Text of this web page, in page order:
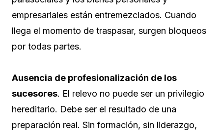
empresariales están entremezclados. Cuando
llega el momento de traspasar, surgen bloqueos
por todas partes.
Ausencia de profesionalización de los
sucesores. El relevo no puede ser un privilegio
hereditario. Debe ser el resultado de una
preparación real. Sin formación, sin liderazgo,